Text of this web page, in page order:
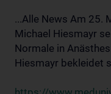
...Alle News Am 25.
Michael Hiesmayr
Normale in
Hiesmayr bekleidet